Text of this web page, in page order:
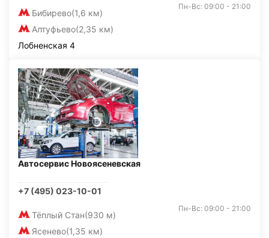
Бибирево(1,6 км)
Алтуфьево(2,35 км)
Пн-Вс: 09:00 - 21:00
Лобненская 4
Автосервис Новоясеневская
+7 (495) 023-10-01
Тёплый Стан(930 м)
Ясенево(1,35 км)
Пн-Вс: 09:00 - 21:00